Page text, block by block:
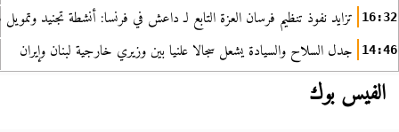
16:32 تزايد نفوذ تنظيم فرسان العزة التابع لـ داعش في فرنسا: أنشطة تجنيد
14:46 جدل السلاح والسيادة يشعل سجالا علنيا بين وزيري خارجية لبنان وإيران
الفيس بوك